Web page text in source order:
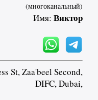
(многоканальный)
Имя: Виктор
St, Zaa'beel Second,
DIFC, Dubai,